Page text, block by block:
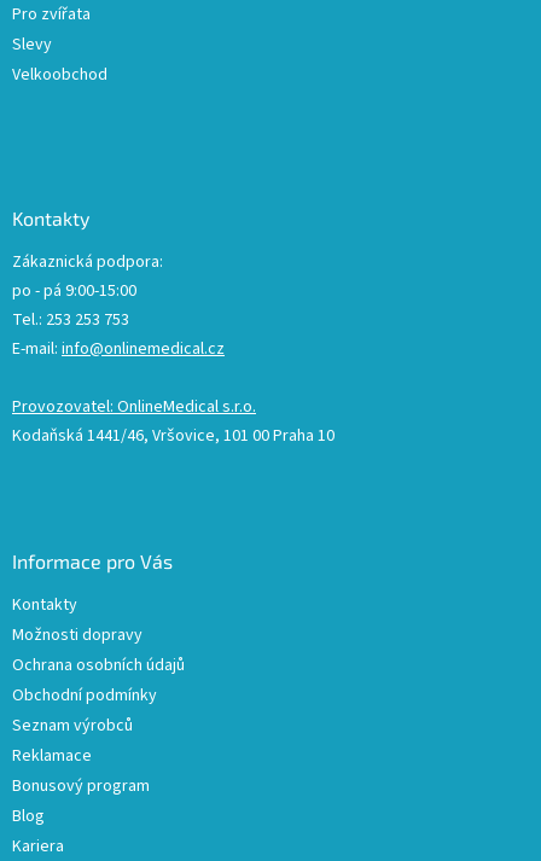
Pro zvířata
Slevy
Velkoobchod
Kontakty
Zákaznická podpora:
po - pá 9:00-15:00
Tel.: 253 253 753
E-mail: info@onlinemedical.cz
Provozovatel: OnlineMedical s.r.o.
Kodaňská 1441/46, Vršovice, 101 00 Praha 10
Informace pro Vás
Kontakty
Možnosti dopravy
Ochrana osobních údajů
Obchodní podmínky
Seznam výrobců
Reklamace
Bonusový program
Blog
Kariera